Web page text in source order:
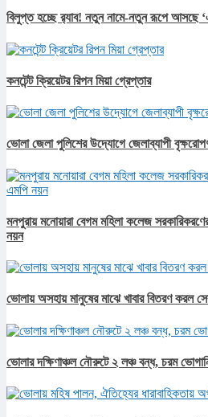
বিলুপ্ত হচ্ছে র‍্যাব! নতুন নামে-নতুন রূপে আসছে
কনটেন্ট ক্রিয়েটর রিপন মিয়া গ্রেপ্তার
ভোলা জেলা পুলিশের উদ্যোগে জেলাব্যাপী
মনপুরায় মনোয়ারা বেগম মহিলা কলেজ
নয়ন
ভোলায় অসহায় মানুষের মাঝে খাবার বিতরণ করল
ভোলার দক্ষিণাঞ্চল নৌরুটে ২ লঞ্চ বন্ধ, চরম